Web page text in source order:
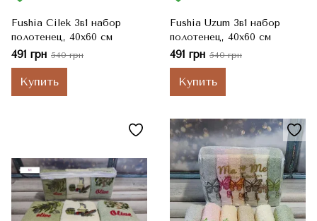
Fushia Cilek 3в1 набор
полотенец, 40x60 см
491 грн 540 грн
Купить
Fushia Uzum 3в1 набор
полотенец, 40x60 см
491 грн 540 грн
Купить